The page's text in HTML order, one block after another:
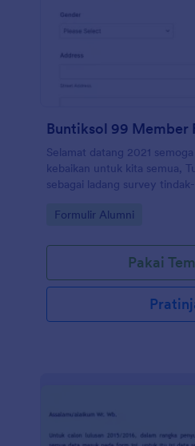
Buntiksol 99 Member
Selamat datang 2021
kebaikan untuk kita semua,
sebagai ladang survey
langgeng dan saling
menutup mata ..terima kasih
Go to Category:
Formulir Alumni
Pakai